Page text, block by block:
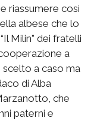
riassumere così
albese che lo
Milin” dei fratelli
a
scelto a caso ma
di Alba
che
paterni e